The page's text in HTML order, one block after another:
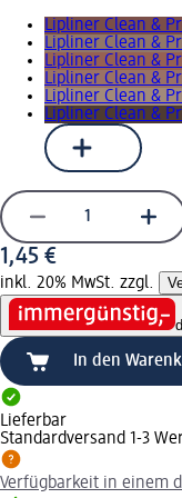
Lipliner Clean &
Lipliner Clean &
Lipliner Clean &
Lipliner Clean &
Lipliner Clean &
Lipliner Clean &
1,45 €
inkl. 20% MwSt. zzgl.
In den
Lieferbar
Standardversand 1-3
Verfügbarkeit in einem